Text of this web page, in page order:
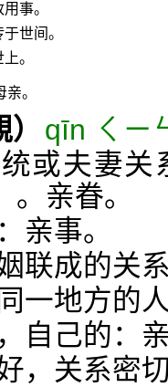
事。
世间。
。
。
）
qīn ㄑㄧ
或夫妻关
。亲眷。
亲事。
联成的关
一地方的
自己的：
，关系密